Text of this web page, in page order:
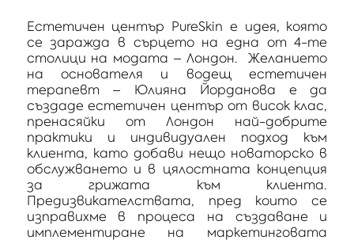
Естетичен център PureSkin е идея, която
се заражда в сърцето на една от 4-те
столици на модата – Лондон. Желанието
на основателя и водещ естетичен
терапевт – Юлияна Йорданова е да
създаде естетичен център от висок клас,
пренасяйки от Лондон най-добрите
практики и индивидуален подход към
клиента, като добави нещо новаторско в
обслужването и в цялостната концепция
за грижата към клиента.
Предизвикателствата, пред които се
изправихме в процеса на създаване и
имплементиране на маркетинговата